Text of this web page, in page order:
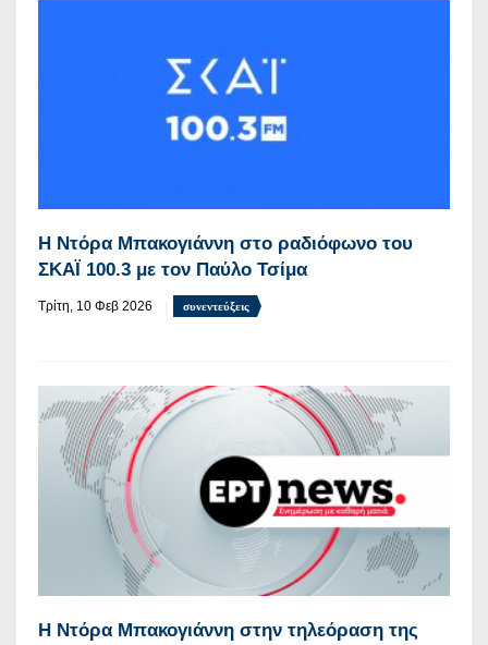
Η Ντόρα Μπακογιάννη στο ραδιόφωνο του
ΣΚΑΪ 100.3 με τον Παύλο Τσίμα
Τρίτη, 10 Φεβ 2026 συνεντεύξεις
H Ντόρα Μπακογιάννη στην τηλεόραση της